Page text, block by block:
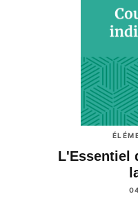
L'Essentiel